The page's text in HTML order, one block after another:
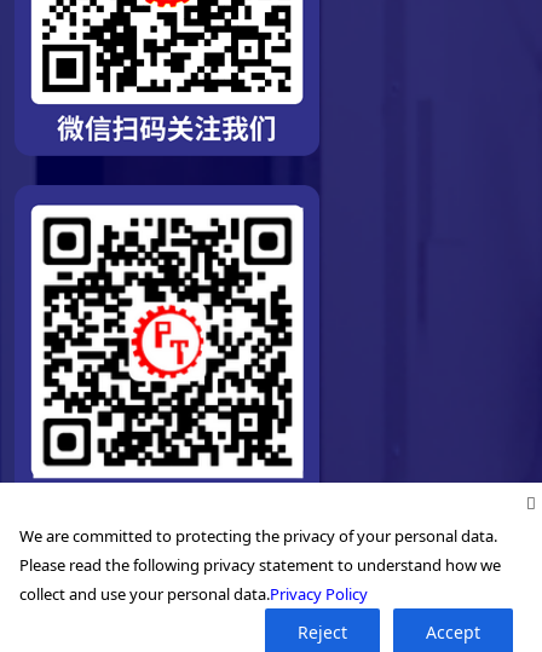
©2026. Pro-Technic Machinery Ltd. All right reserved.
We are committed to protecting the privacy of your personal data.
Please read the following privacy statement to understand how we
collect and use your personal data.Privacy Policy
Reject Accept